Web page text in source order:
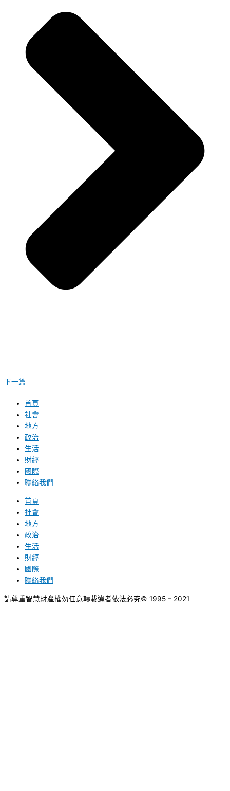
下一篇
首頁
社會
地方
政治
生活
財經
國際
聯絡我們
首頁
社會
地方
政治
生活
財經
國際
聯絡我們
請尊重智慧財產權勿任意轉載違者依法必究© 1995 – 2021